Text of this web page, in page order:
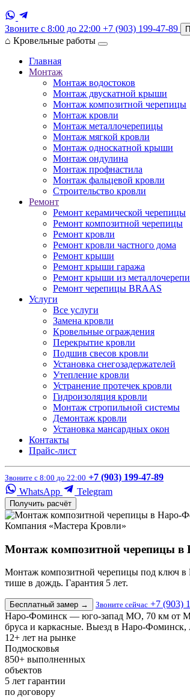
Звоните с 8:00 до 22:00 +7 (903) 199-47-89
⌂ Кровельные работы
Главная
Монтаж
Монтаж водостоков
Монтаж двускатной крыши
Монтаж композитной черепицы
Монтаж кровли
Монтаж металлочерепицы
Монтаж мягкой кровли
Монтаж односкатной крыши
Монтаж ондулина
Монтаж профнастила
Монтаж фальцевой кровли
Строительство кровли
Ремонт
Ремонт керамической черепицы
Ремонт композитной черепицы
Ремонт кровли
Ремонт кровли частного дома
Ремонт крыши
Ремонт крыши гаража
Ремонт крыши из
Ремонт черепицы BRAAS
Услуги
Все услуги
Замена кровли
Кровельные ограждения
Перекрытие кровли
Подшив свесов кровли
Установка снегозадержателей
Утепление кровли
Устранение протечек кровли
Гидроизоляция кровли
Монтаж стропильной системы
Демонтаж кровли
Установка мансардных окон
Контакты
Прайс-лист
Звоните с 8:00 до 22:00 +7 (903) 199-47-89
WhatsApp
Telegram
Получить расчёт
Компания «Мастера Кровли»
Монтаж композитной черепицы
Монтаж композитной черепицы под ключ в
тише в дождь. Гарантия 5 лет.
Бесплатный замер → Звоните сейчас +7 (903)
Наро-Фоминск — юго-запад МО, 70 км от
бруса и каркасные. Выезд в Наро-
12+ лет на рынке
Подмосковья
850+ выполненных
объектов
5 лет гарантии
по договору